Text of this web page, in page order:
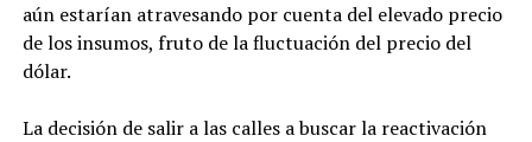
aún estarían atravesando por cuenta del elevado precio
de los insumos, fruto de la fluctuación del precio del
dólar.
La decisión de salir a las calles a buscar la reactivación